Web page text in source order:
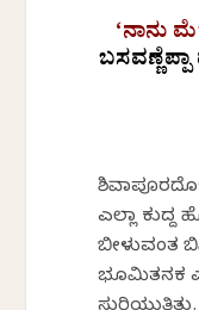
‘ನಾನು
ಎಲ್ಲಾ
ಬೀಳುವಂತ
ಭೂಮಿತನಕ